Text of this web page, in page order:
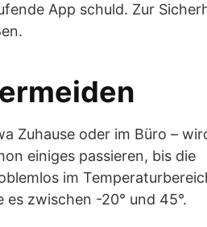
App schuld. Zur
Zuhause oder im Büro –
einiges passieren, bis die
im
es zwischen -20° und 45°.